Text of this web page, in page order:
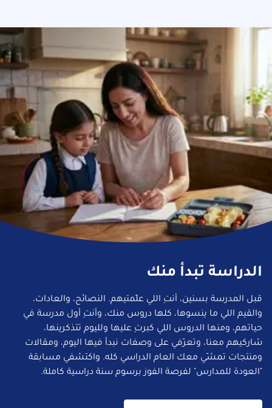
الدراسة تبدأ منك
قبل المدرسة بسنين، أنتِ اللي علّمتيهم. النصائح، والعادات،
والقيم اللي ما ينسوها، كلها دروس منك، وأنتِ أول مدرسة في
حياتهم، ومنها الدروس اللي كبرتِ عليها ولليوم تتذكرينها،
شاركيهم معنا، وتعرّفي على وصفات نبدأ فيها اليوم، ومقالات
ومنتجات تمشّي معك العام الدراسي كله. واكتشفي مسابقة
"العودة للمدارس" لفرصة الفوز برسوم سنة دراسية كاملة.